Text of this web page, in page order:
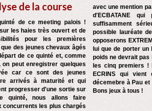
de la course
de ce meeting palois !
les haies très ouvert et de
pour les premières
des jeunes chevaux âgés
de ce quinté et, comme
peut enregistrer quelques
car ce sont des jeunes
arrivés à maturité et qui
progresser d'une sortie sur
quinté, nous allons faire
concurrents les plus chargés
avec une mention
d'ECBATANE qui
suffisamment
possible lauréate
opposerons
lui que de porter
poids ne devrait
les cinq premiers !
ECRINS qui
décemebre à Pau
Bons jeux à tous !